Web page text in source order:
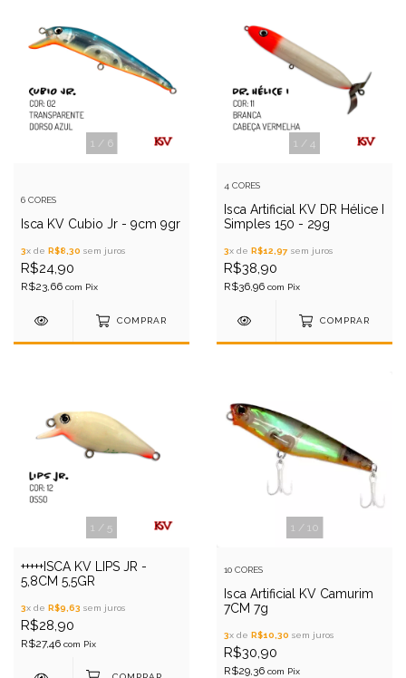
1 / 6
6 CORES
Isca KV Cubio Jr - 9cm 9gr
3x de R$8,30 sem juros
R$24,90
R$23,66 com Pix
COMPRAR
1 / 4
4 CORES
Isca Artificial KV DR Hélice I
Simples 150 - 29g
3x de R$12,97 sem juros
R$38,90
R$36,96 com Pix
COMPRAR
1 / 5
+++++ISCA KV LIPS JR -
5,8CM 5,5GR
3x de R$9,63 sem juros
R$28,90
R$27,46 com Pix
1 / 10
10 CORES
Isca Artificial KV Camurim
7CM 7g
3x de R$10,30 sem juros
R$30,90
R$29,36 com Pix